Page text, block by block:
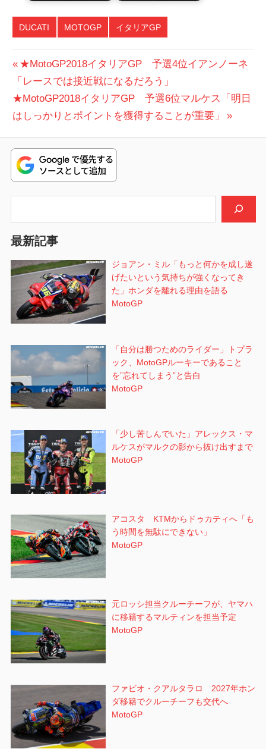
DUCATI MOTOGP イタリアGP
投
稿
ナ
ビ
ゲ
ー
ン
前
の
投
稿:
★MotoGP2018イタリアGP 予選4位イアンノーネ
「レースでは接近戦になるだろう」
次
の
稿:
★MotoGP2018イタリアGP 予選6位マルケス「明日
はしっかりとポイントを獲得することが重要」
最新記事
ジョアン・ミル「もっと何かを成し遂
げたいという気持ちが強くなってき
た」ホンダを離れる理由を語る
MotoGP
「自分は勝つためのライダー」トプラ
ック、MotoGPルーキーであること
を”忘れてしまう”と告白
MotoGP
「少し苦しんでいた」アレックス・マ
ルケスがマルクの影から抜け出すまで
MotoGP
アコスタ KTMからドゥカティへ「も
う時間を無駄にできない」
MotoGP
元ロッシ担当クルーチーフが、ヤマハ
に移籍するマルティンを担当予定
MotoGP
ファビオ・クアルタラロ 2027年ホン
ダ移籍でクルーチーフも交代へ
MotoGP